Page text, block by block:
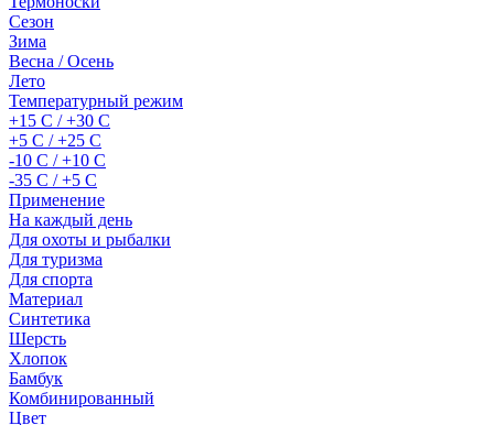
Сезон
Зима
Весна / Осень
Лето
Температурный режим
+15 С / +30 С
+5 С / +25 С
-10 С / +10 С
-35 С / +5 С
Применение
На каждый день
Для охоты и рыбалки
Для туризма
Для спорта
Материал
Синтетика
Шерсть
Хлопок
Бамбук
Комбинированный
Цвет